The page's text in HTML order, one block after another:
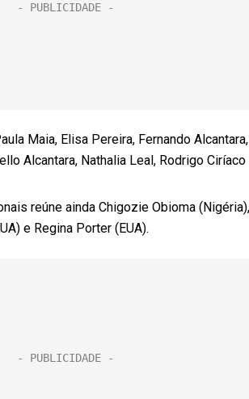
Maia, Elisa Pereira, Fernando
Alcantara, Nathalia Leal, Rodrigo
reúne ainda Chigozie Obioma
e Regina Porter (EUA).